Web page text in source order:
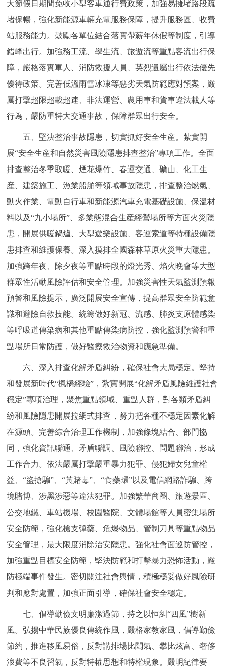
大節假日期間免收小型客車通行費政策，加強易擁堵路段疏
堵保暢，強化新能源車輛充電服務保障，提升服務區、收費
站服務能力。鼓勵各單位結合落實帶薪年休假等制度，引導
錯峰出行。加強務工流、學生流、旅遊流等重點客流出行保
障，嚴格落實軍人、消防救援人員、英烈遺屬出行依法優先
優待政策。完善低溫雨雪冰凍等惡劣天氣防範應對預案，嚴
厲打擊超限超載超速、非法運營、農用車和貨車違法載人等
行為，嚴防重特大交通事故，保障群眾出行安全。
五、堅決整治事故隱患，切實抓好安全生産。紮實開
展“安全生産和自然災害風險隱患排查整治”專項工作。全面
排查整治冬季取暖、煙花爆竹、春運交通、礦山、化工生
産、建築施工、漁業船舶等領域事故隱患，排查整治燃氣、
動火作業、電動自行車和新能源汽車充電基礎設施、保溫材
料以及“九小場所”、多業態混合生産經營場所等方面火災隱
患，開展供暖鍋爐、大型遊樂設施、客運索道等特種設備隱
患排查和維護保養。深入摸排全國森林草原火災重大隱患。
加強跨年夜、除夕夜等重點時段的燈光秀、焰火晚會等大型
群眾性活動風險評估和安全管理。加強災害性天氣監測預報
預警和風險提示，廣泛開展安全宣傳，提高群眾安全防範意
識和避險自救技能。統籌做好新冠、流感、肺炎支原體感染
等呼吸道傳染病和其他重點傳染病防控，強化監測預警和重
點場所日常防護，做好醫療救治物資和應急準備。
六、深入排查化解矛盾糾紛，確保社會大局穩定。堅持
和發展新時代“楓橋經驗”，紮實開展“化解矛盾風險維護社會
穩定”專項治理，聚焦重點領域、重點人群，對各類矛盾糾
紛和風險隱患開展拉網式排查，努力把各種不穩定因素化解
在源頭。完善綜合治理工作機制，加強條塊結合、部門協
同，強化資訊聯通、矛盾聯調、風險聯控、問題聯治，形成
工作合力。依法嚴厲打擊嚴重暴力犯罪、侵犯婦女兒童權
益、“盜搶騙”、“黃賭毒”、“食藥環”以及電信網路詐騙、跨
境賭博、涉黑涉惡等違法犯罪。加強繁華商圈、旅遊景區、
公交地鐵、車站機場、校園醫院、文體場館等人員密集場所
安全防範，強化槍支彈藥、危爆物品、管制刀具等重點物品
安全管理，最大限度消除治安隱患。強化社會面巡防管控，
加強重點目標安全防範，堅決防範和打擊暴力恐怖活動，嚴
防極端事件發生。密切關注社會輿情，積極穩妥做好風險研
判和應對處置，加強正面引導，確保社會安全穩定。
七、倡導勤儉文明廉潔過節，持之以恒糾“四風”樹新
風。弘揚中華民族優良傳統作風，嚴格家教家風，倡導勤儉
節約，推進移風易俗，反對講排場比闊氣、攀比炫富、奢侈
浪費等不良習氣，反對特權思想和特權現象。嚴明紀律要